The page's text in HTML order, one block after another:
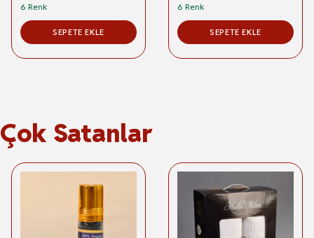
6 Renk
SEPETE EKLE
6 Renk
SEPETE EKLE
Çok Satanlar